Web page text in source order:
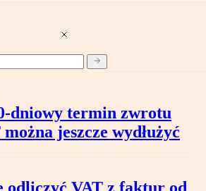
dniowy termin zwrotu
jeszcze wydłużyć
odliczyć VAT z faktur od